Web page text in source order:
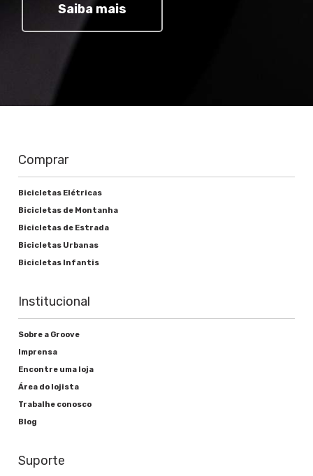
Saiba mais
Comprar
Bicicletas Elétricas
Bicicletas de Montanha
Bicicletas de Estrada
Bicicletas Urbanas
Bicicletas Infantis
Institucional
Sobre a Groove
Imprensa
Encontre uma loja
Área do lojista
Trabalhe conosco
Blog
Suporte